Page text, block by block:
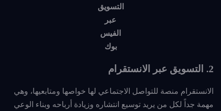
التسويق
عبر
الفيس
بوك
2. التسويق عبر الانستقرام
الانستقرام منصة للتواصل الاجتماعي لها خواصها ومتابعيها، وهي
مهمة جداً لكل من يريد توسيع انتشاره وزيادة أرباحه وبناء الوعي